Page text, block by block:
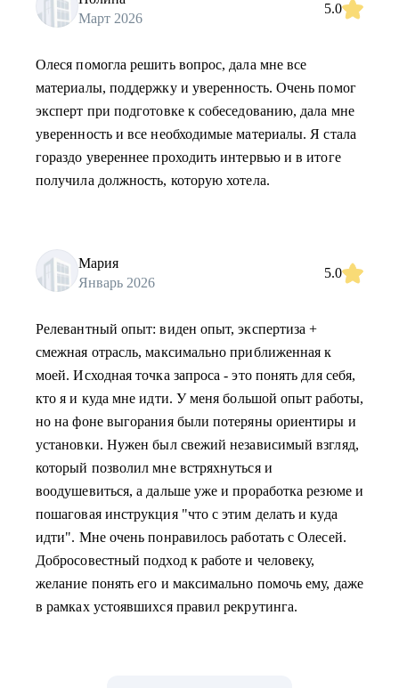
Март 2026
5.0
Олеся помогла решить вопрос, дала мне все
материалы, поддержку и уверенность. Очень помог
эксперт при подготовке к собеседованию, дала мне
уверенность и все необходимые материалы. Я стала
гораздо увереннее проходить интервью и в итоге
получила должность, которую хотела.
Мария
Январь 2026
5.0
Релевантный опыт: виден опыт, экспертиза +
смежная отрасль, максимально приближенная к
моей. Исходная точка запроса - это понять для себя,
кто я и куда мне идти. У меня большой опыт работы,
но на фоне выгорания были потеряны ориентиры и
установки. Нужен был свежий независимый взгляд,
который позволил мне встряхнуться и
воодушевиться, а дальше уже и проработка резюме и
пошаговая инструкция "что с этим делать и куда
идти". Мне очень понравилось работать с Олесей.
Добросовестный подход к работе и человеку,
желание понять его и максимально помочь ему, даже
в рамках устоявшихся правил рекрутинга.